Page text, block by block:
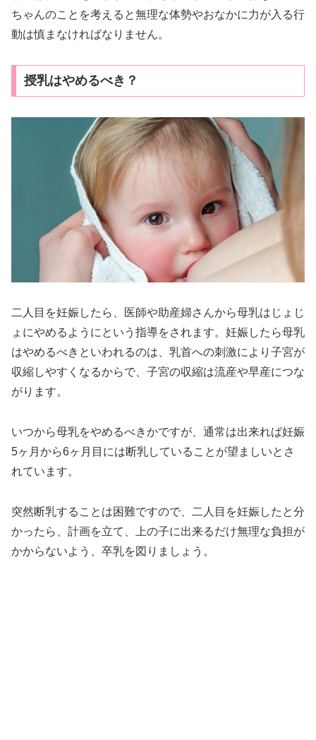
ちゃんのことを考えると無理な体勢やおなかに力が入る行
動は慎まなければなりません。
授乳はやめるべき？
二人目を妊娠したら、医師や助産婦さんから母乳はじょじ
ょにやめるようにという指導をされます。妊娠したら母乳
はやめるべきといわれるのは、乳首への刺激により子宮が
収縮しやすくなるからで、子宮の収縮は流産や早産につな
がります。
いつから母乳をやめるべきかですが、通常は出来れば妊娠
5ヶ月から6ヶ月目には断乳していることが望ましいとさ
れています。
突然断乳することは困難ですので、二人目を妊娠したと分
かったら、計画を立て、上の子に出来るだけ無理な負担が
かからないよう、卒乳を図りましょう。